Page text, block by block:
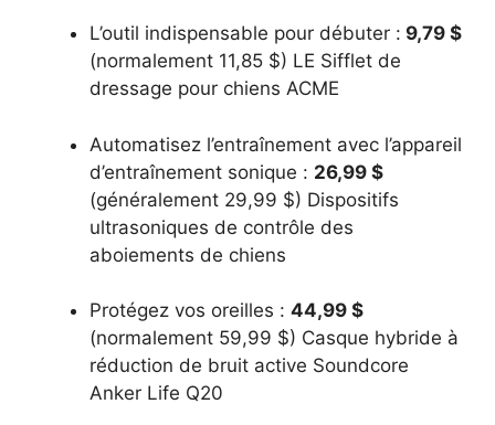
L’outil indispensable pour débuter : 9,79 $
(normalement 11,85 $) LE Sifflet de
dressage pour chiens ACME
Automatisez l’entraînement avec l’appareil
d’entraînement sonique : 26,99 $
(généralement 29,99 $) Dispositifs
ultrasoniques de contrôle des
aboiements de chiens
Protégez vos oreilles : 44,99 $
(normalement 59,99 $) Casque hybride à
réduction de bruit active Soundcore
Anker Life Q20